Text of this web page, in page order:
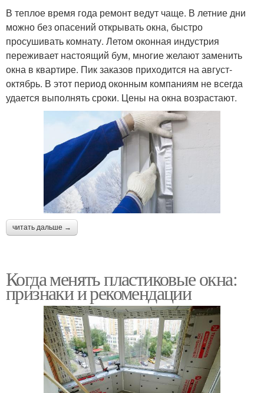
В теплое время года ремонт ведут чаще. В летние дни
можно без опасений открывать окна, быстро
просушивать комнату. Летом оконная индустрия
переживает настоящий бум, многие желают заменить
окна в квартире. Пик заказов приходится на август-
октябрь. В этот период оконным компаниям не всегда
удается выполнять сроки. Цены на окна возрастают.
читать дальше →
Когда менять пластиковые окна:
признаки и рекомендации